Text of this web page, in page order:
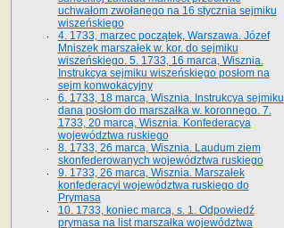
uchwałom zwołanego na 16 stycz­nia sejmiku
wiszeńskiego
4. 1733, marzec początek, Warszawa. Józef
Mniszek marszałek w. kor. do sejmiku
wiszeńskiego. 5. 1733, 16 marca, Wisznia.
Instrukcya sejmiku wiszeńskiego posłom na
sejm konwokacyjny
6. 1733, 18 marca, Wisznia. Instrukcya sejmiku
dana posłom do marszałka w. koronnego. 7.
1733, 20 marca, Wisznia. Konfederacya
województwa ruskiego
8. 1733, 26 marca, Wisznia. Laudum ziem
skonfederowanych województwa ruskiego
9. 1733, 26 marca, Wisznia. Marszałek
konfederacyi województwa ruskiego do
Prymasa
10. 1733, koniec marca, s. 1. Odpowiedź
prymasa na list marszałka województwa